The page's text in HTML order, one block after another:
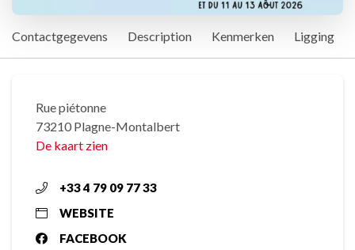
Contactgegevens Description Kenmerken Ligging
Rue piétonne
73210 Plagne-Montalbert
De kaart zien
+33 4 79 09 77 33
WEBSITE
FACEBOOK